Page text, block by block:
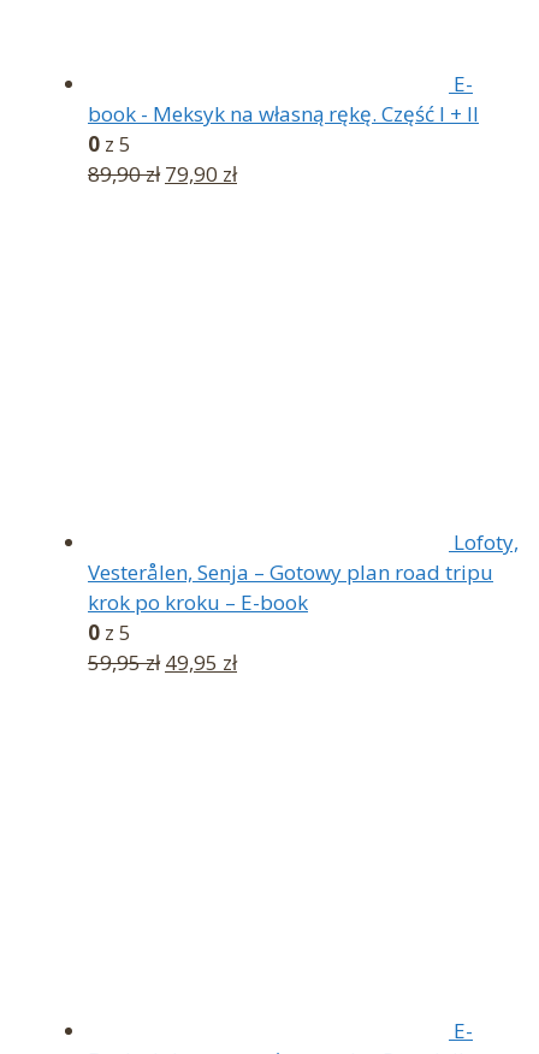
E-
book - Meksyk na własną rękę. Część I + II
0 z 5
89,90zł Pierwotna
79,90 złAktualna
Lofoty,
Vesterålen, Senja – Gotowy plan road tripu
krok po kroku – E-book
0 z 5
59,95zł Pierwotna
49,95 złAktualna
E-